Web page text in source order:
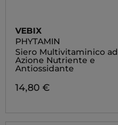
VEBIX
PHYTAMIN
Siero Multivitaminico ad
Azione Nutriente e
Antiossidante
14,80 €